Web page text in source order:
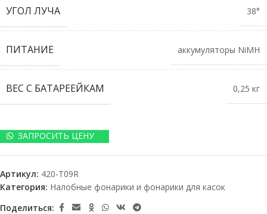
УГОЛ ЛУЧА 38°
ПИТАНИЕ аккумуляторы NiMH
ВЕС С БАТАРЕЕЙКАМ 0,25 кг
ЗАПРОСИТЬ ЦЕНУ
Артикул: 420-T09R
Категория: Налобные фонарики и фонарики для касок
Поделиться: